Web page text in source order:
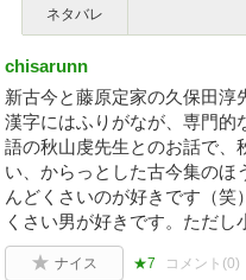
ネタバレ
chisarunn
新古今と藤原定家の久保田淳
漢字にはふりがなが、専門的
語の秋山虔先生とのお話で、
い、からっとした古今集のほ
んどくさいのが好きです（
くさい男が好きです。ただし
ナイス ★7 コメント(0)